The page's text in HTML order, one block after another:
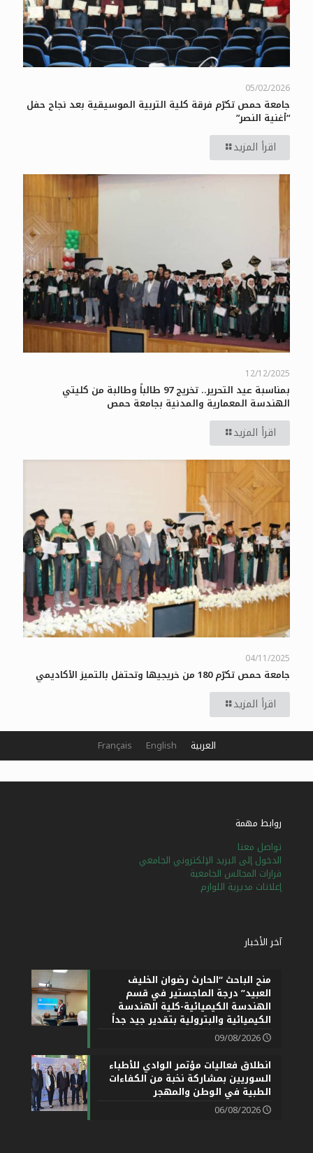
05/02/2026
جامعة حمص تكرّم فرقة كلية التربية الموسيقية بعد نجاح حفل
“أغنية النصر”
اقرأ المزيد
12/12/2025
بمناسبة عيد التحرير.. تخريج 97 طالباً وطالبة من كليتي
الهندسة المعمارية والمدنية بجامعة حمص
اقرأ المزيد
04/11/2025
جامعة حمص تكرّم 180 من خريجيها وتحتفل بالتميز الأكاديمي
اقرأ المزيد
روابط مهمة
تواصل معنا
الدخول إلى البريد الإلكتروني الجامعي
قرارات المجالس الجامعية
إعلانات مديرية اللوازم
آخر الأخبار
منح الباحث “الحارث رضوان الخليف
العبيد” درجة الماجستير في قسم
الهندسة الكيميائية-كلية الهندسة
الكيميائية والبترولية بتقدير جيد جداً
09/08/2026
انطلاق فعاليات مؤتمر الوادي للأطباء
السوريين بمشاركة نخبة من الكفاءات
الطبية في الوطن والمهجر
06/08/2026
العربية English
Français